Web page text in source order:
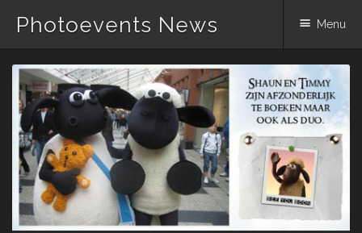
Photoevents News Menu
Skip
to
content